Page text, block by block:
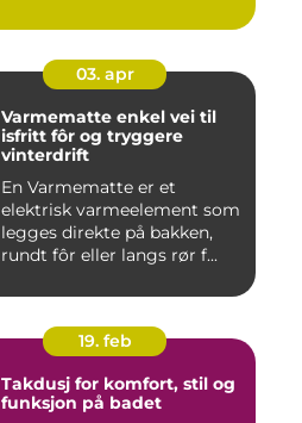
03. apr
Varmematte enkel vei til
isfritt fôr og tryggere
vinterdrift
En Varmematte er et
elektrisk varmeelement som
legges direkte på bakken,
rundt fôr eller langs rør f...
19. feb
Takdusj for komfort, stil og
funksjon på badet